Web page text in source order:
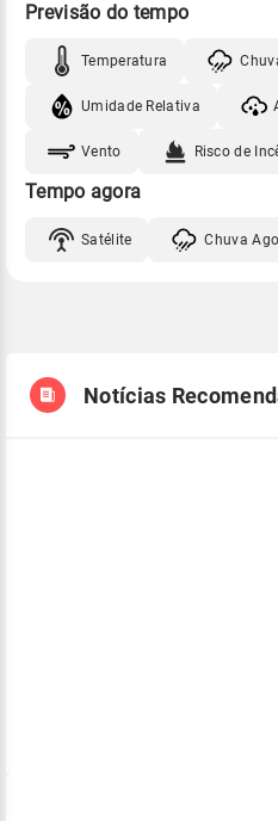
Previsão do tempo
Temperatura
Umidade Relativa
Vento Risco de
Tempo agora
Satélite Chuva
Notícias